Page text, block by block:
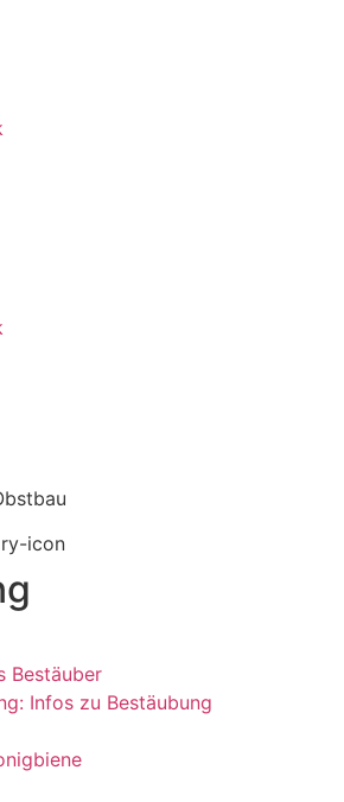
Bestäuber
Infos zu Bestäubung